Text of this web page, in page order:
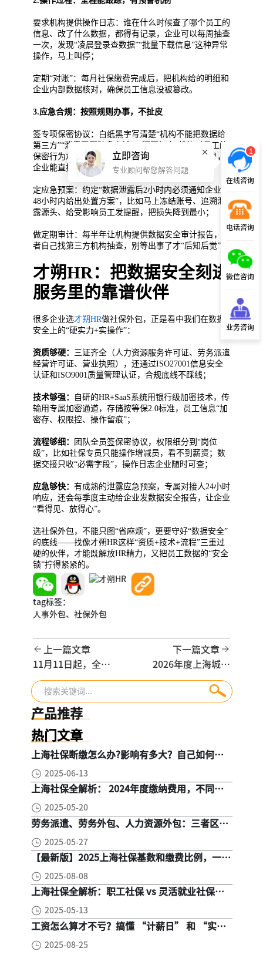
要求机构提供操作日志：谁在什么时候查了哪个员工的
信息、改了什么数据，都得有记录，企业可以每周抽查
一次，发现“凌晨登录查数据”“批量下载信息”这种异常
操作，马上叫停；
定期“对账”：每月社保缴费完成后，把机构给的明细和
企业内部数据核对，确保员工信息没被篡改。
3.应急合规：按照规则办事，不扯皮
签专项保密协议：白纸黑字写清楚“机构不能把数据给
第三方”“泄露了要赔多少钱”，还要加上“机构对员工的
保密行为承担连带责任”——万一机构员工泄露信息，
企业能直接追责；
定应急预案：约定“数据泄露后2小时内必须通知企业，
48小时内给出处置方案”，比如马上冻结账号、追溯泄
露源头、给受影响员工发提醒，把损失降到最小；
做定期审计：每半年让机构提供数据安全审计报告，或
者自己找第三方机构抽查，别等出事了才“后知后觉”。
才朔HR：把数据安全刻进
服务里的靠谱伙伴
很多企业选才朔HR做社保外包，正是看中我们在数据
安全上的“硬实力+实操作”：
资质够硬： 三证齐全（人力资源服务许可证、劳务派遣
经营许可证、营业执照），还通过ISO27001信息安全
认证和ISO9001质量管理认证，合规底线不踩线；
技术够强：
自研的HR+SaaS系统用银行级加密技术，传
输用专属加密通道，存储按等保2.0标准，员工信息“加
密存、权限控、操作留痕”；
流程够细：
团队全员签保密协议，权限细分到“岗位
级”，比如社保专员只能操作增减员，看不到薪资；数
据交接只收“必需字段”，操作日志企业随时可查；
应急够快： 有成熟的泄露应急预案，专属对接人24小时
响应，还会每季度主动给企业发数据安全报告，让企业
“看得见、放得心”。
选社保外包，不能只图“省麻烦”，更要守好“数据安全”
的底线——找像才朔HR这样“资质+技术+流程”三重过
硬的伙伴，才能既解放HR精力，又把员工数据的“安全
锁”拧得紧紧的。
tag标签：
人事外包、 社保外包
上一篇文章
11月11日起，全国
各地社保补贴继续
扩大，还能由员工
本人自己申请
下一篇文章
2026年度上海城乡
居民医保开始缴纳
了,12月25日截止
产品推荐
热门文章
上海社保断缴怎么办?影响有多大？自己如何续
2025-06-13
上海社保全解析： 2024年度缴纳费用，不同人
2025-05-20
劳务派遣、劳务外包、人力资源外包：三者区
2025-05-27
【最新版】2025上海社保基数和缴费比例，一文
2025-08-08
上海社保全解析：职工社保 vs 灵活就业社保，
2025-05-13
工资怎么算才不亏？搞懂 “计薪日” 和 “实际
2025-08-25
1
在线咨询
电话咨询
微信咨询
业务咨询
立即咨询
专业顾问帮您解答问题